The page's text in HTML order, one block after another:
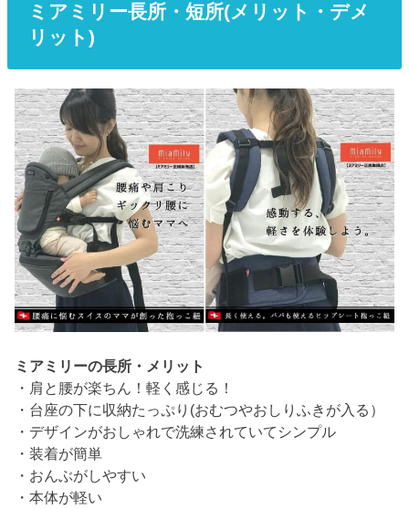
ミアミリー長所・短所(メリット・デメ
リット)
ミアミリーの長所・メリット
・肩と腰が楽ちん！軽く感じる！
・台座の下に収納たっぷり(おむつやおしりふきが入る）
・デザインがおしゃれで洗練されていてシンプル
・装着が簡単
・おんぶがしやすい
・本体が軽い